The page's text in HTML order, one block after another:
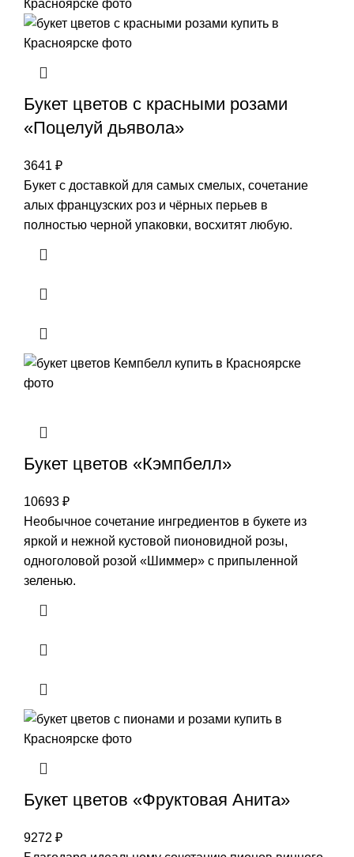
Букет цветов с красными розами
«Поцелуй дьявола»
3641 ₽
Букет с доставкой для самых смелых, сочетание
алых французских роз и чёрных перьев в
полностью черной упаковки, восхитят любую.
Букет цветов «Кэмпбелл»
10693 ₽
Необычное сочетание ингредиентов в букете из
яркой и нежной кустовой пионовидной розы,
одноголовой розой «Шиммер» с припыленной
зеленью.
Букет цветов «Фруктовая Анита»
9272 ₽